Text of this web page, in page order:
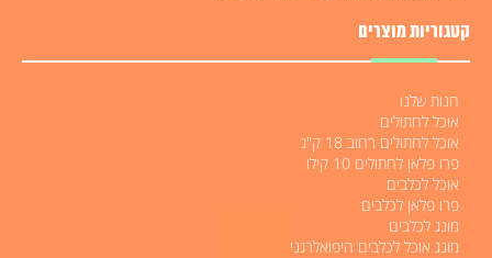
קטגוריות מוצרים
חנות שלנו
אוכל לחתולים
אוכל לחתולים רחוב 18 ק"ג
פרו פלאן לחתולים 10 קילו
אוכל לכלבים
פרו פלאן לכלבים
מונג לכלבים
מונג אוכל לכלבים היפואלרגני